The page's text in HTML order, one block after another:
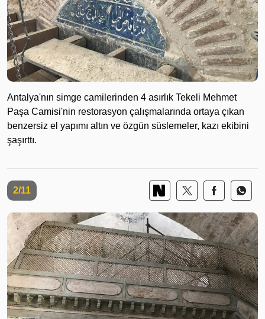
Antalya'nın simge camilerinden 4 asırlık Tekeli Mehmet
Paşa Camisi'nin restorasyon çalışmalarında ortaya çıkan
benzersiz el yapımı altın ve özgün süslemeler, kazı ekibini
şaşırttı.
2/11